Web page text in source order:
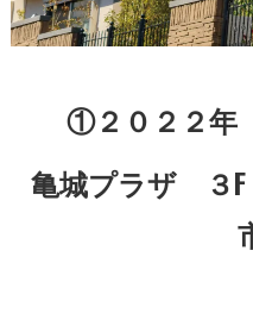
①２０２２年
亀城プラザ ３